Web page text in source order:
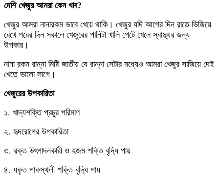
দেশি খেজুর আমরা কেন খাব?
খেজুর আমরা নানারকম ভাবে খেয়ে থাকি। খেজুর যদি আগের দিন রাতে ভিজিয়ে
রেখে পরের দিন সকালে খেজুরের পানিটা খালি পেটে খেলে স্বাস্থ্যর জন্য
উপকার।
নানা রকম রান্না মিষ্টি জাতীয় যে রান্না সেটার মধ্যেও আমরা খেজুর সাজিয়ে দেই
খেতে ভালো লাগে।
খেজুরের উপকারিতা
১. খাদ্যশক্তি প্রচুর পরিমাণ
২. হৃদরোগের উপকারিতা
৩. রক্ত উৎপাদনকারী ও হজম শক্তি বৃদ্ধি পায়
৪. যকৃত পাকস্থলী শক্তি বৃদ্ধি পায়